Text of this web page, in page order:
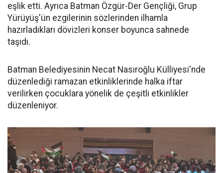
eşlik etti. Ayrıca Batman Özgür-Der Gençliği, Grup
Yürüyüş'ün ezgilerinin sözlerinden ilhamla
hazırladıkları dövizleri konser boyunca sahnede
taşıdı.
Batman Belediyesinin Necat Nasıroğlu Külliyesi'nde
düzenlediği ramazan etkinliklerinde halka iftar
verilirken çocuklara yönelik de çeşitli etkinlikler
düzenleniyor.